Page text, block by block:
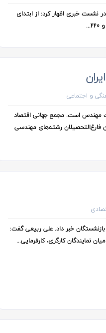
نشست خبری اظهار کرد: از ابتدای
و اجتماعی
مهندس است. مجمع جهانی اقتصاد
را که بیشترین فارغ‌التحصیلان رشته‌های مهندسی
بازنشستگان خبر داد. علی ربیعی گفت:
نمایندگان کارگری، کارفرمایی...